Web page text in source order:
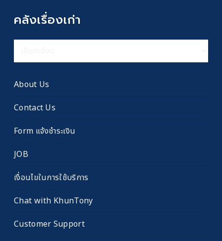
คลังเรื่องเก่า
เรื่อง
About Us
Contact Us
Form แจ้งชำระเงิน
JOB
เงื่อนไขในการใช้บริการ
Chat with KhunTony
Customer Support